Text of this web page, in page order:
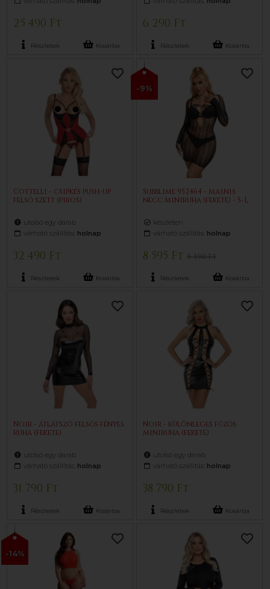
25 490 Ft
Részletek Kosárba
6 290 Ft
Részletek Kosárba
Cottelli - csipkés push-up
felső szett (piros)
utolsó egy darab
várható szállítás: holnap
32 490 Ft
Részletek Kosárba
-9%
Subblime 952464 - masnis
necc miniruha (fekete) - S-L
készleten
várható szállítás: holnap
8 595 Ft9 490 Ft
Részletek Kosárba
Noir - átlátszó felsős fényes
ruha (fekete)
utolsó egy darab
várható szállítás: holnap
31 790 Ft
Részletek Kosárba
Noir - különleges fűzős
miniruha (fekete)
utolsó egy darab
várható szállítás: holnap
38 790 Ft
Részletek Kosárba
-14%